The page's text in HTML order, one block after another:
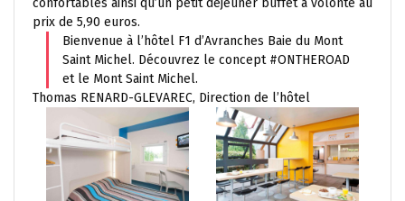
confortables ainsi qu’un petit déjeuner buffet à volonté au
prix de 5,90 euros.
Bienvenue à l’hôtel F1 d’Avranches Baie du Mont
Saint Michel. Découvrez le concept #ONTHEROAD
et le Mont Saint Michel.
Thomas RENARD-GLEVAREC, Direction de l’hôtel